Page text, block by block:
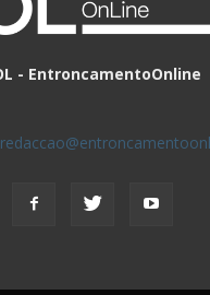
- EntroncamentoOnline